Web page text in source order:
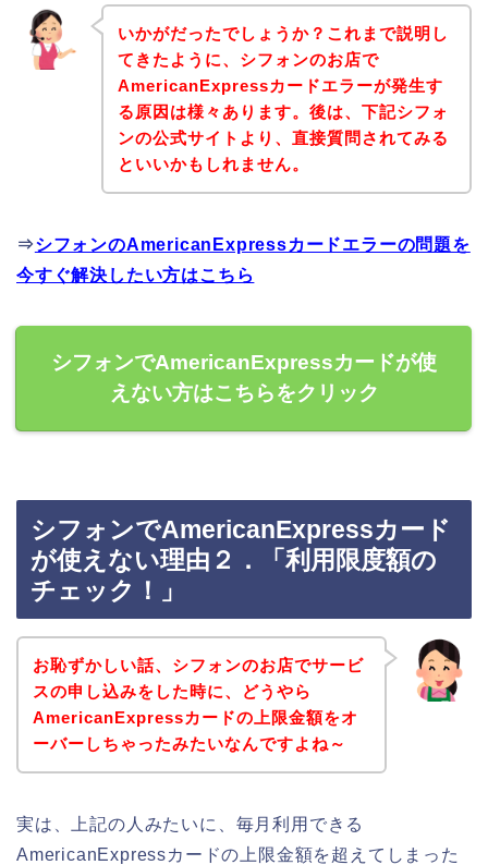
いかがだったでしょうか？これまで説明し
てきたように、シフォンのお店で
AmericanExpressカードエラーが発生す
る原因は様々あります。後は、下記シフォ
ンの公式サイトより、直接質問されてみる
といいかもしれません。
⇒シフォンのAmericanExpressカードエラーの問題を
今すぐ解決したい方はこちら
シフォンでAmericanExpressカードが使
えない方はこちらをクリック
シフォンでAmericanExpressカード
が使えない理由２．「利用限度額の
チェック！」
お恥ずかしい話、シフォンのお店でサービ
スの申し込みをした時に、どうやら
AmericanExpressカードの上限金額をオ
ーバーしちゃったみたいなんですよね～
実は、上記の人みたいに、毎月利用できる
AmericanExpressカードの上限金額を超えてしまった